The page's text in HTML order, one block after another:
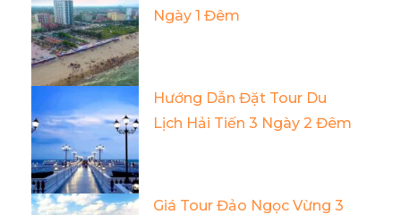
Ngày 1 Đêm
Hướng Dẫn Đặt Tour Du
Lịch Hải Tiến 3 Ngày 2 Đêm
Giá Tour Đảo Ngọc Vừng 3